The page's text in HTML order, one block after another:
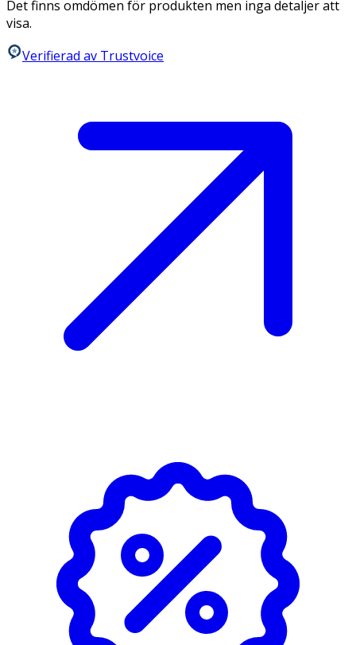
Det finns omdömen för produkten men inga detaljer att
visa.
Verifierad av Trustvoice